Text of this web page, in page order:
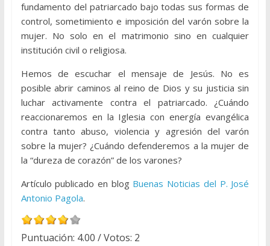
fundamento del patriarcado bajo todas sus formas de
control, sometimiento e imposición del varón sobre la
mujer. No solo en el matrimonio sino en cualquier
institución civil o religiosa.
Hemos de escuchar el mensaje de Jesús. No es
posible abrir caminos al reino de Dios y su justicia sin
luchar activamente contra el patriarcado. ¿Cuándo
reaccionaremos en la Iglesia con energía evangélica
contra tanto abuso, violencia y agresión del varón
sobre la mujer? ¿Cuándo defenderemos a la mujer de
la “dureza de corazón” de los varones?
Artículo publicado en blog Buenas Noticias del P. José
Antonio Pagola.
Puntuación: 4.00 / Votos: 2